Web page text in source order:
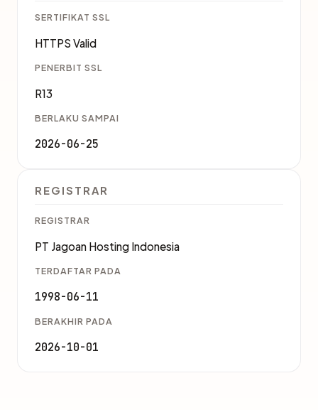
SERTIFIKAT SSL
HTTPS Valid
PENERBIT SSL
R13
BERLAKU SAMPAI
2026-06-25
REGISTRAR
REGISTRAR
PT Jagoan Hosting Indonesia
TERDAFTAR PADA
1998-06-11
BERAKHIR PADA
2026-10-01